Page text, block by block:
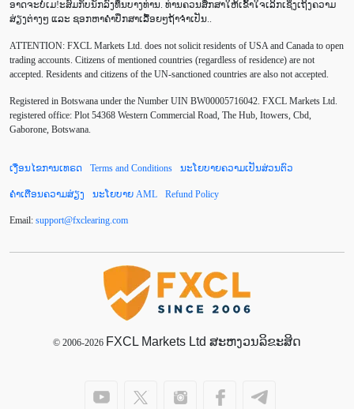
Canadian dollar Charles Dow
Chinese Yuan Correlation Matrix D1 DailyFX
Default mode network Doji EA EA ເຊີງລຸກ
ECB ECN EMA EUR EUR/AUD
GBP/JPY GBP/USD
Great Britain pound H1 H4
Interbank Introducing Broker
Limit order London session
ອາດຈະບໍ່ເມ!ະສົມກັບນັກລົງທຶນບາງທ່ານ. ທ່ານຄວນສຶກສາໃຫ້ເຂົ້າໃຈເລິກເຊິ່ງເຖິງຄວາມ
ສ່ຽງຕ່າງໆ ແລະ ຊອກຫາຄຳປຶກສາເລື້ອຍໆຖ້າຈຳເປັນ..
ATTENTION: FXCL Markets Ltd. does not solicit residents of USA and Canada to open
trading accounts. Citizens of mentioned countries (regardless of residence) are not
accepted. Residents and citizens of the UN-sanctioned countries are also not accepted.
Registered in Botswana under the Number UIN BW00005716042. FXCL Markets Ltd.
registered office: Plot 54368 Western Commercial Road, The Hub, Itowers, Cbd,
Gaborone, Botswana.
ເງື່ອນໄຂການເທຣດ Terms and Conditions ນະໂຍບາຍຄວາມເປັນສ່ວນຕົວ
ຄຳເຕືອນຄວາມສ່ຽງ ນະໂຍບາຍ AML Refund Policy
Email: support@fxclearing com
© 2006-2026 FXCL Markets Ltd ສະຫງວນລິຂະສິດ